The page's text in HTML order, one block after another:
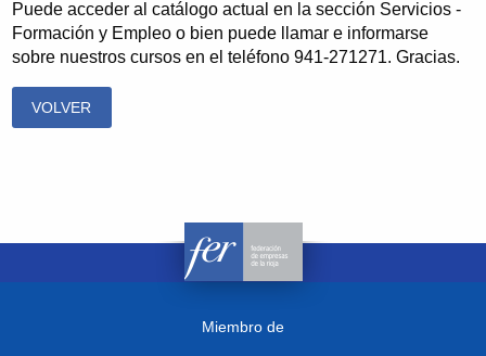
Puede acceder al catálogo actual en la sección Servicios -
Formación y Empleo o bien puede llamar e informarse
sobre nuestros cursos en el teléfono 941-271271. Gracias.
VOLVER
Miembro de